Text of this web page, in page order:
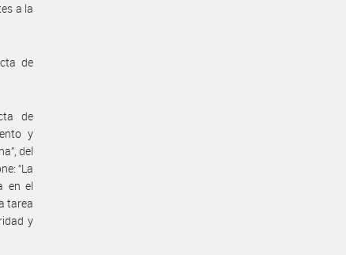
a la
de
de
y
del
“La
en el
tarea
y